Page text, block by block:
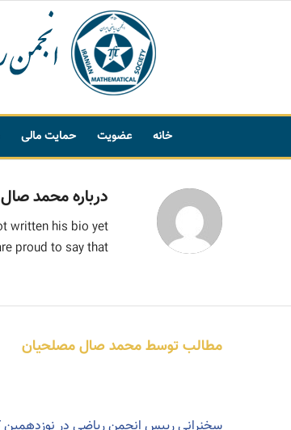
خانه عضویت حمایت مالی
دربارهمحمد
written his bio yet.
proud to say that
مطالب توسط محمد صال مصلحیان